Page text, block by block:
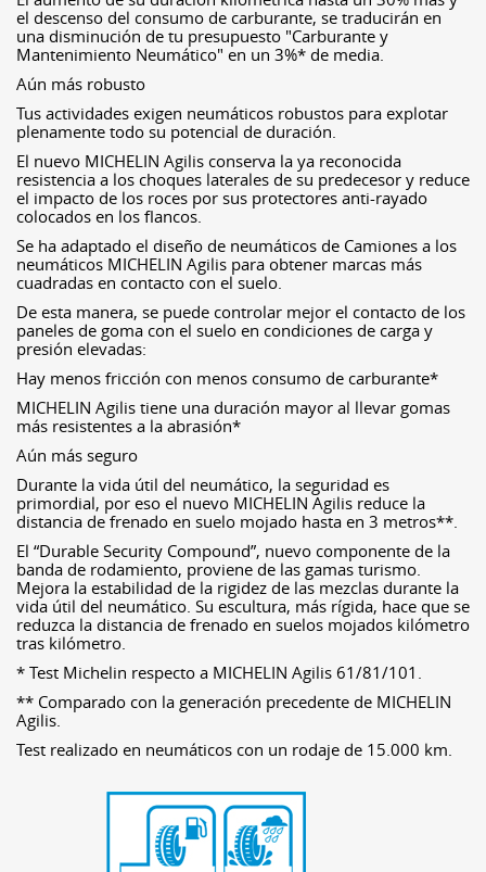
el descenso del consumo de carburante, se traducirán en
una disminución de tu presupuesto "Carburante y
Mantenimiento Neumático" en un 3%* de media.
Aún más robusto
Tus actividades exigen neumáticos robustos para explotar
plenamente todo su potencial de duración.
El nuevo MICHELIN Agilis conserva la ya reconocida
resistencia a los choques laterales de su predecesor y reduce
el impacto de los roces por sus protectores anti-rayado
colocados en los flancos.
Se ha adaptado el diseño de neumáticos de Camiones a los
neumáticos MICHELIN Agilis para obtener marcas más
cuadradas en contacto con el suelo.
De esta manera, se puede controlar mejor el contacto de los
paneles de goma con el suelo en condiciones de carga y
presión elevadas:
Hay menos fricción con menos consumo de carburante*
MICHELIN Agilis tiene una duración mayor al llevar gomas
más resistentes a la abrasión*
Aún más seguro
Durante la vida útil del neumático, la seguridad es
primordial, por eso el nuevo MICHELIN Agilis reduce la
distancia de frenado en suelo mojado hasta en 3 metros**.
El “Durable Security Compound”, nuevo componente de la
banda de rodamiento, proviene de las gamas turismo.
Mejora la estabilidad de la rigidez de las mezclas durante la
vida útil del neumático. Su escultura, más rígida, hace que se
reduzca la distancia de frenado en suelos mojados kilómetro
tras kilómetro.
* Test Michelin respecto a MICHELIN Agilis 61/81/101.
** Comparado con la generación precedente de MICHELIN
Agilis.
Test realizado en neumáticos con un rodaje de 15.000 km.